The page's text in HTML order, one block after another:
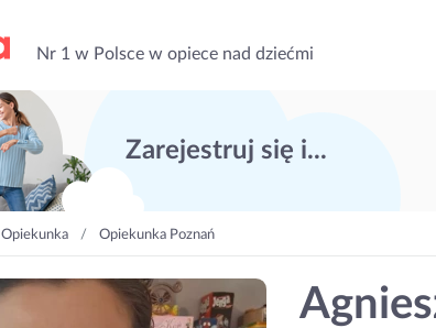
Nr 1 w Polsce w opiece nad dziećmi
Zarejestruj się i...
Opiekunka Opiekunka Poznań